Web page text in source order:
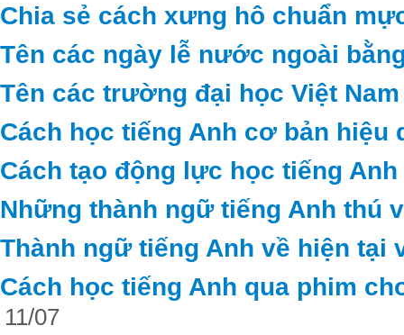
Chia sẻ cách xưng hô chuẩn
Tên các ngày lễ nước ngoài
Tên các trường đại học Việt
Cách học tiếng Anh cơ bản hiệu
Cách tạo động lực học tiếng
Những thành ngữ tiếng Anh thú
Thành ngữ tiếng Anh về hiện tại
Cách học tiếng Anh qua phim
11/07